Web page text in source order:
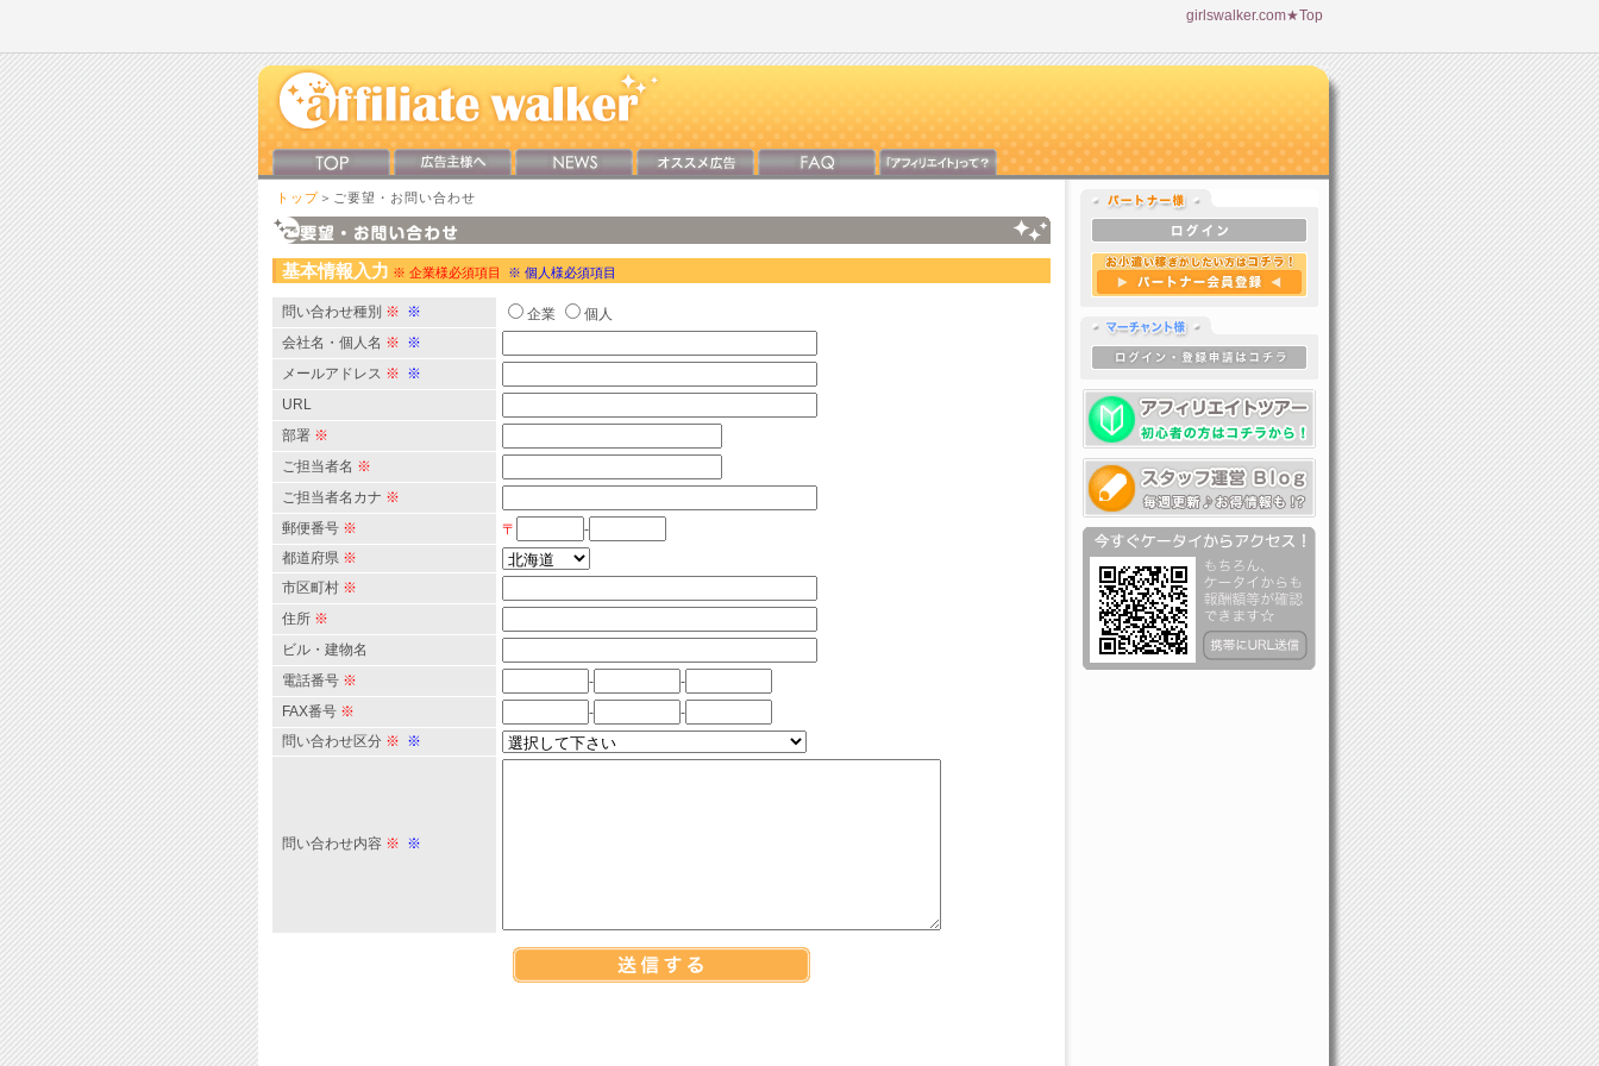
girlswalker.com★Top
トップ ＞ご要望・お問い合わせ
基本情報入力 ※ 企業様必須項目 ※ 個人様必須項目
問い合わせ種別 ※ ※ 企業
個人
会社名・個人名 ※ ※
メールアドレス ※ ※
URL
部署 ※
ご担当者名 ※
ご担当者名カナ ※
郵便番号 ※ 〒
-
都道府県 ※
市区町村 ※
住所 ※
ビル・建物名
電話番号 ※ -
-
FAX番号 ※ -
-
問い合わせ区分 ※ ※
問い合わせ内容 ※ ※